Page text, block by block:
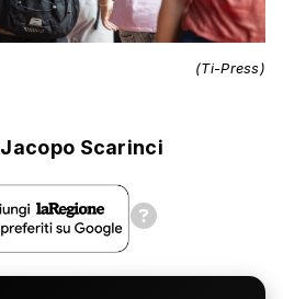
(Ti-Press)
Jacopo Scarinci